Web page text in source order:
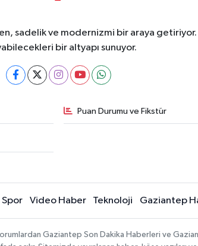
sadelik ve modernizmi bir araya getiriyor.
bir altyapı sunuyor.
Puan Durumu ve Fikstür
Spor Video Haber Teknoloji Gaziantep
Gaziantep Son Dakika Haberleri ve